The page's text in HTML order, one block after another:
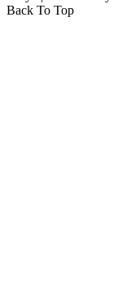
Back To Top